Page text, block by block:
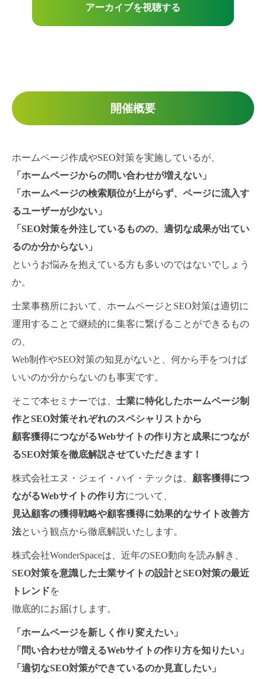
アーカイブを視聴する
開催概要
ホームページ作成やSEO対策を実施しているが、
「ホームページからの問い合わせが増えない」
「ホームページの検索順位が上がらず、ページに流入す
るユーザーが少ない」
「SEO対策を外注しているものの、適切な成果が出てい
るのか分からない」
というお悩みを抱えている方も多いのではないでしょう
か。
士業事務所において、ホームページとSEO対策は適切に
運用することで継続的に集客に繋げることができるもの
の、
Web制作やSEO対策の知見がないと、何から手をつけば
いいのか分からないのも事実です。
そこで本セミナーでは、 士業に特化したホームページ制
作とSEO対策それぞれのスペシャリストから
顧客獲得につながるWebサイトの作り方と成果につなが
るSEO対策を徹底解説させていただきます！
株式会社エヌ・ジェイ・ハイ・テックは、 顧客獲得につ
ながるWebサイトの作り方について、
見込顧客の獲得戦略や顧客獲得に効果的なサイト改善方
法という観点から徹底解説いたします。
株式会社WonderSpaceは、近年のSEO動向を読み解き、
SEO対策を意識した士業サイトの設計とSEO対策の最近
トレンドを
徹底的にお届けします。
「ホームページを新しく作り変えたい」
「問い合わせが増えるWebサイトの作り方を知りたい」
「適切なSEO対策ができているのか見直したい」